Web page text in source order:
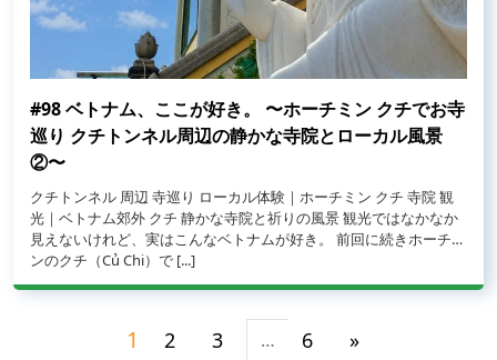
#98 ベトナム、ここが好き。 〜ホーチミン クチでお寺
巡り クチトンネル周辺の静かな寺院とローカル風景
②〜
クチトンネル 周辺 寺巡り ローカル体験｜ホーチミン クチ 寺院 観
光｜ベトナム郊外 クチ 静かな寺院と祈りの風景 観光ではなかなか
見えないけれど、実はこんなベトナムが好き。 前回に続きホーチミ
ンのクチ（Củ Chi）で [...]
from #98 ベトナム、ここが好き。 〜ホーチミン クチでお寺巡り クチ
投稿ナビゲーション
1 2 3 … 6 »